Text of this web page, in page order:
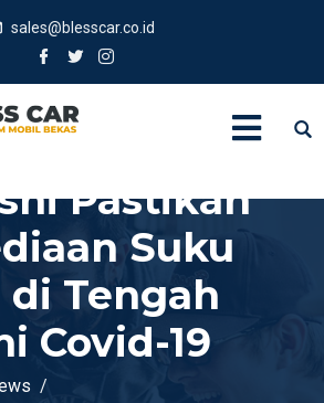
sales@blesscar.co.id
Pastikan
Suku
di Tengah
Covid-19